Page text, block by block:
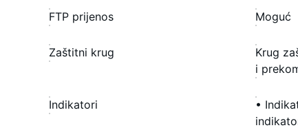
FTP prijenos Moguć
Zaštitni krug
Krug
i
Indikatori
•